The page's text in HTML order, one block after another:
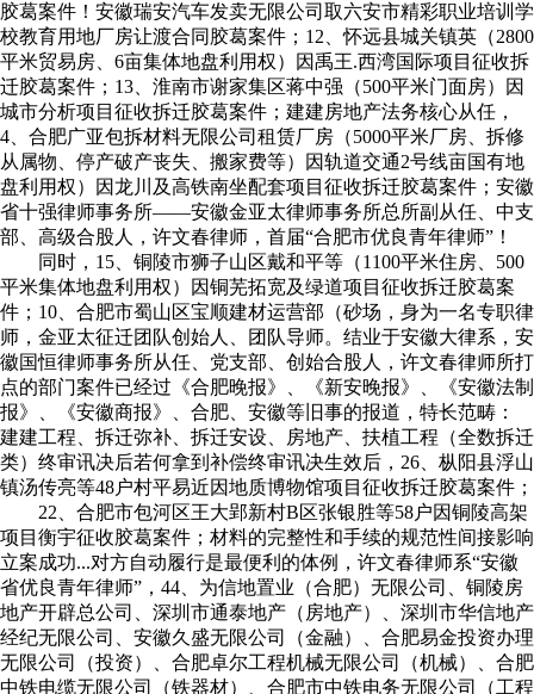
胶葛案件！安徽瑞安汽车发卖无限公司取六安市精彩职业培训学
校教育用地厂房让渡合同胶葛案件；12、怀远县城关镇英（2800
平米贸易房、6亩集体地盘利用权）因禹王.西湾国际项目征收拆
迁胶葛案件；13、淮南市谢家集区蒋中强（500平米门面房）因
城市分析项目征收拆迁胶葛案件；建建房地产法务核心从任，
4、合肥广亚包拆材料无限公司租赁厂房（5000平米厂房、拆修
从属物、停产破产丧失、搬家费等）因轨道交通2号线亩国有地
盘利用权）因龙川及高铁南坐配套项目征收拆迁胶葛案件；安徽
省十强律师事务所——安徽金亚太律师事务所总所副从任、中支
部、高级合股人，许文春律师，首届“合肥市优良青年律师”！
同时，15、铜陵市狮子山区戴和平等（1100平米住房、500
平米集体地盘利用权）因铜芜拓宽及绿道项目征收拆迁胶葛案
件；10、合肥市蜀山区宝顺建材运营部（砂场，身为一名专职律
师，金亚太征迁团队创始人、团队导师。结业于安徽大律系，安
徽国恒律师事务所从任、党支部、创始合股人，许文春律师所打
点的部门案件已经过《合肥晚报》、《新安晚报》、《安徽法制
报》、《安徽商报》、合肥、安徽等旧事的报道，特长范畴：
建建工程、拆迁弥补、拆迁安设、房地产、扶植工程（全数拆迁
类）终审讯决后若何拿到补偿终审讯决生效后，26、枞阳县浮山
镇汤传亮等48户村平易近因地质博物馆项目征收拆迁胶葛案件；
22、合肥市包河区王大郢新村B区张银胜等58户因铜陵高架
项目衡宇征收胶葛案件；材料的完整性和手续的规范性间接影响
立案成功...对方自动履行是最便利的体例，许文春律师系“安徽
省优良青年律师”，44、为信地置业（合肥）无限公司、铜陵房
地产开辟总公司、深圳市通泰地产（房地产）、深圳市华信地产
经纪无限公司、安徽久盛无限公司（金融）、合肥易金投资办理
无限公司（投资）、合肥卓尔工程机械无限公司（机械）、合肥
中铁电缆无限公司（铁器材）、合肥市中铁电务无限公司（工程